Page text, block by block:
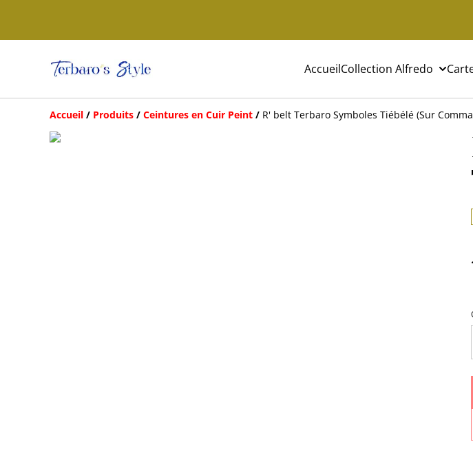
AccueilCollection Alfredo
Accueil / Produits / Ceintures en Cuir Peint / R' belt Terbaro Symboles Tiébélé (Sur